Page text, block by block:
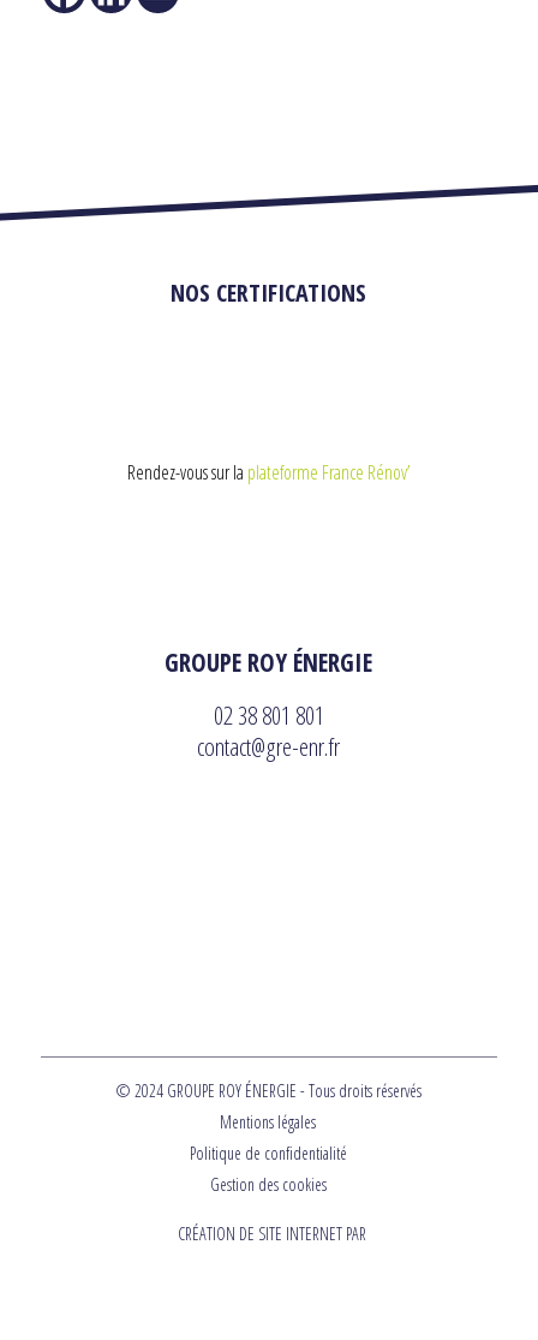
GROUPE ROY ÉNERGIE
02 38 801 801
contact@gre-enr.fr
NOS CERTIFICATIONS
Rendez-vous sur la plateforme France Rénov’
© 2024 GROUPE ROY ÉNERGIE - Tous droits réservés
Mentions légales
Politique de confidentialité
Gestion des cookies
CRÉATION DE SITE INTERNET PAR